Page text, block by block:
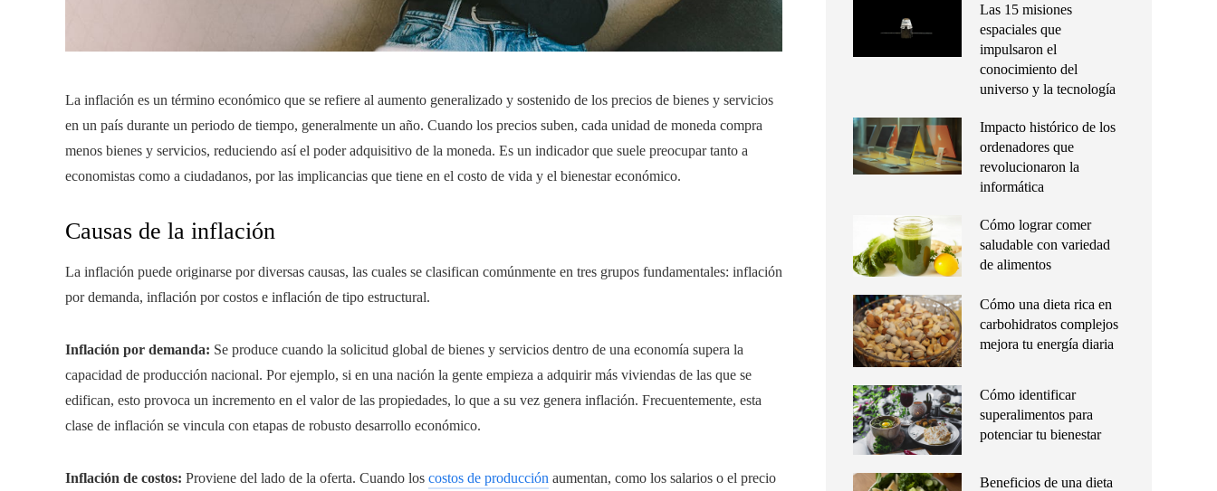
La inflación es un término económico que se refiere al aumento generalizado y sostenido de los precios de bienes y servicios
en un país durante un periodo de tiempo, generalmente un año. Cuando los precios suben, cada unidad de moneda compra
menos bienes y servicios, reduciendo así el poder adquisitivo de la moneda. Es un indicador que suele preocupar tanto a
economistas como a ciudadanos, por las implicancias que tiene en el costo de vida y el bienestar económico.
Causas de la inflación
La inflación puede originarse por diversas causas, las cuales se clasifican comúnmente en tres grupos fundamentales: inflación
por demanda, inflación por costos e inflación de tipo estructural.
Inflación por demanda: Se produce cuando la solicitud global de bienes y servicios dentro de una economía supera la
capacidad de producción nacional. Por ejemplo, si en una nación la gente empieza a adquirir más viviendas de las que se
edifican, esto provoca un incremento en el valor de las propiedades, lo que a su vez genera inflación. Frecuentemente, esta
clase de inflación se vincula con etapas de robusto desarrollo económico.
Inflación de costos: Proviene del lado de la oferta. Cuando los costos de producción aumentan, como los salarios o el precio
Las 15 misiones
espaciales que
impulsaron el
conocimiento del
universo y la tecnología
Impacto histórico de los
ordenadores que
revolucionaron la
informática
Cómo lograr comer
saludable con variedad
de alimentos
Cómo una dieta rica en
carbohidratos complejos
mejora tu energía diaria
Cómo identificar
superalimentos para
potenciar tu bienestar
Beneficios de una dieta